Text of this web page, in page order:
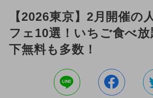
【2026東京】2月開催の
フェ10選！いちご食べ放
下無料も多数！